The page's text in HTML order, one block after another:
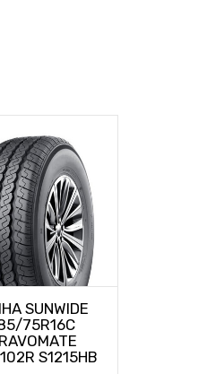
SUNWIDE
75R16C
S1215HB